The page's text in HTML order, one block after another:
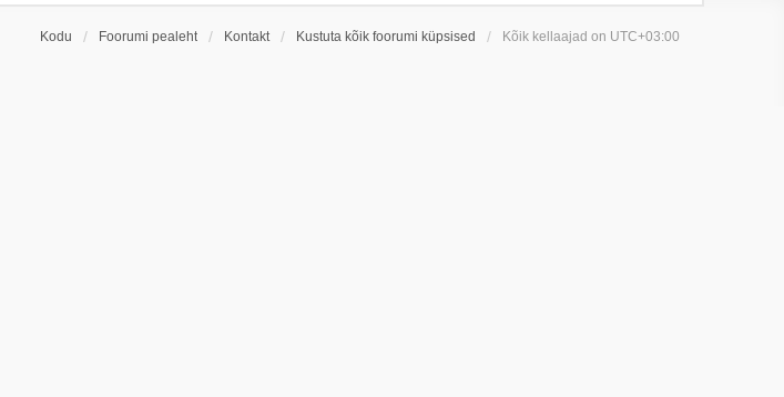
Kodu Foorumi pealeht Kontakt Kustuta kõik foorumi küpsised Kõik kellaajad on UTC+03:00